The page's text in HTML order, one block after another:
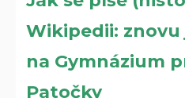
Wikipedii: znovu
na Gymnázium
Patočky